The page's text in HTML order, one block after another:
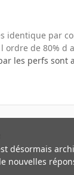
identique par
ordre de 80% d
les perfs sont
désormais
nouvelles